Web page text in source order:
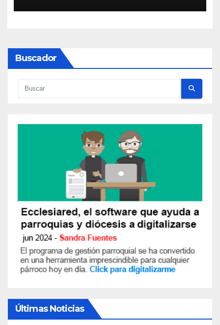
Buscador
Últimas Noticias